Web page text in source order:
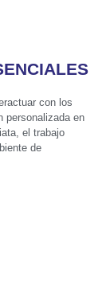
con los
personalizada en
el trabajo
de